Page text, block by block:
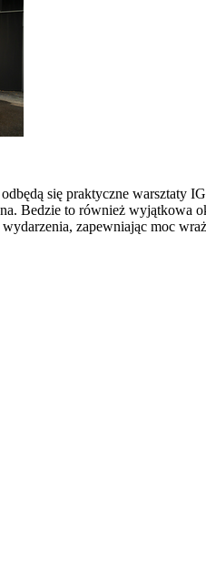
się praktyczne
Bedzie to również wyjątkowa
zapewniając moc